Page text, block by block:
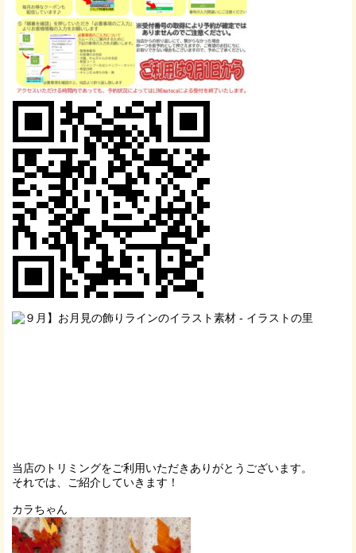
当店のトリミングをご利用いただきありがとうございます。
それでは、ご紹介していきます！
カラちゃん